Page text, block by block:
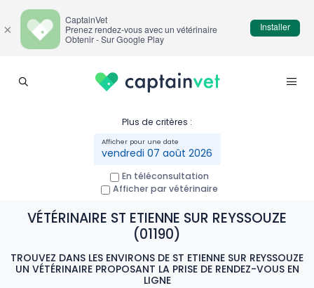
Plus de critères :
vendredi 07 août 2026
En téléconsultation
Afficher par vétérinaire
VÉTÉRINAIRE ST ETIENNE SUR REYSSOUZE
(01190)
TROUVEZ DANS LES ENVIRONS DE ST ETIENNE SUR REYSSOUZE
UN VÉTÉRINAIRE PROPOSANT LA PRISE DE RENDEZ-VOUS EN
LIGNE
×
CaptainVet
Prenez rendez-vous avec un vétérinaire
Obtenir - Sur Google Play
Installer